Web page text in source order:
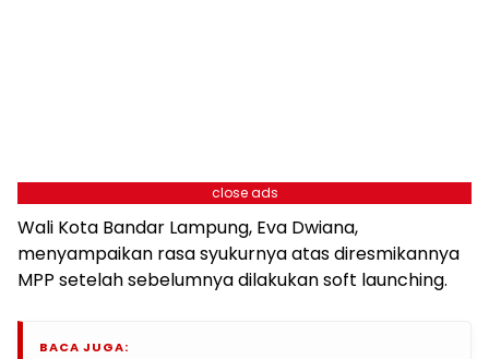
close ads
Wali Kota Bandar Lampung, Eva Dwiana,
menyampaikan rasa syukurnya atas diresmikannya
MPP setelah sebelumnya dilakukan soft launching.
BACA JUGA: